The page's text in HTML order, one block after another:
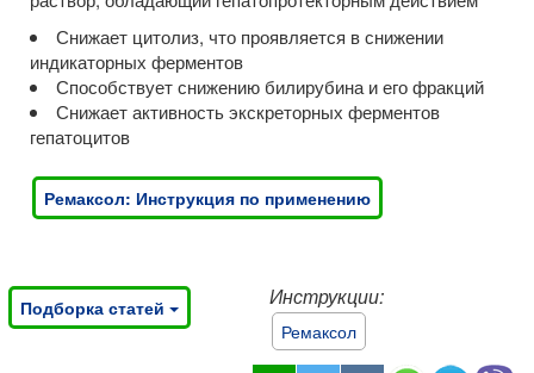
Снижает цитолиз, что проявляется в снижении
индикаторных ферментов
Способствует снижению билирубина и его фракций
Снижает активность экскреторных ферментов
гепатоцитов
Ремаксол: Инструкция по применению
Подборка статей Инструкции:
Ремаксол